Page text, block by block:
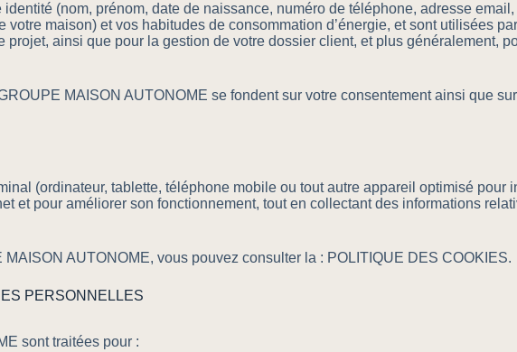
(nom, prénom, date de naissance, numéro de téléphone, adresse email,
maison) et vos habitudes de consommation d’énergie, et sont utilisées
ainsi que pour la gestion de votre dossier client, et plus généralement,
MAISON AUTONOME se fondent sur votre consentement ainsi que
(ordinateur, tablette, téléphone mobile ou tout autre appareil optimisé pour
et pour améliorer son fonctionnement, tout en collectant des informations
AUTONOME, vous pouvez consulter la : POLITIQUE DES COOKIES.
PERSONNELLES
sont traitées pour :